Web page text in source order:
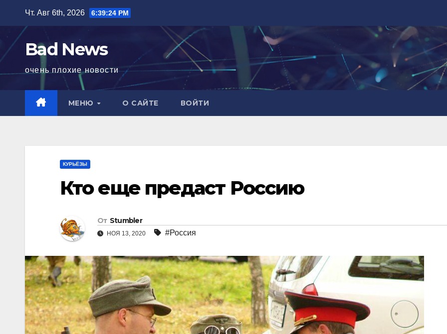
содержимому
Чт. Авг 6th, 2026 6:39:25 PM
Bad News
очень плохие новости
МЕНЮ О САЙТЕ ВОЙТИ
КУРЬЁЗЫ
Кто еще предаст Россию
От Stumbler
НОЯ 13, 2020 #Россия